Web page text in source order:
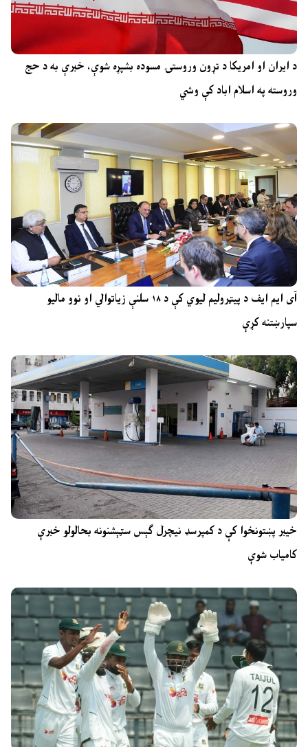
د ایران او امریکا د تړون وروستۍ مسوده بشپړه شوې، خبرې به د حج
وروسته په اسلام اباد کې وشي
آی ایم ایف د پیټرولیم لیوي کې د ۱۸ سلنې زیاتوالي او نوو مالیو
سپارښتنه کړې
خیبر پښتونخوا کې د کمپرسډ نیچرل ګېس سټېشنونه بحالولو خبرې
کامیاب شوې